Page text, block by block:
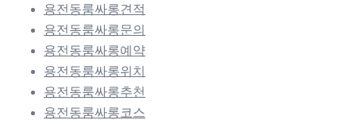
용전동룸싸롱견적
용전동룸싸롱문의
용전동룸싸롱예약
용전동룸싸롱위치
용전동룸싸롱추천
용전동룸싸롱코스